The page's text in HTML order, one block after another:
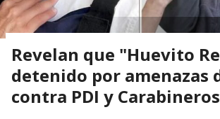
Revelan que "Huevito
detenido por amenazas
contra PDI y Carabineros